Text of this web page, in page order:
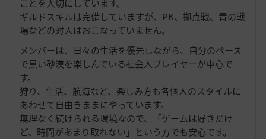
ことを大切にしています。
ギルドスキルは完備していますが、PK、拠点戦、青の戦
場などの対人はおこなっていません。
メンバーは、日々の生活を優先しながら、自分のペース
で黒い砂漠を楽しんでいる社会人プレイヤーが中心で
す。
狩り、生活、航海など、楽しみ方も各個人のスタイルに
あわせて自由きままにやっています。
無理なく続けられる環境なので、「ゲームは好きだけ
ど、時間があまり取れない」という方でも安心です。